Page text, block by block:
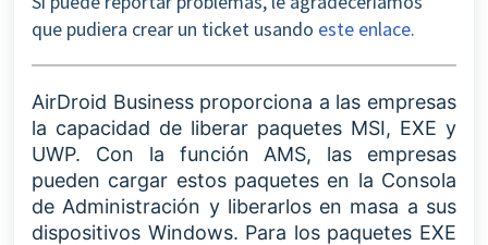
que pudiera crear un ticket usando este enlace.
AirDroid Business proporciona a las empresas
la capacidad de liberar paquetes MSI, EXE y
UWP. Con la función AMS, las empresas
pueden cargar estos paquetes en la Consola
de Administración y liberarlos en masa a sus
dispositivos Windows. Para los paquetes EXE